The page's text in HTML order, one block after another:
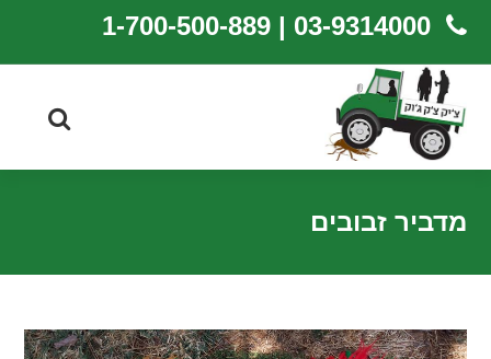
03-9314000 | 1-700-500-889
מדביר זבובים